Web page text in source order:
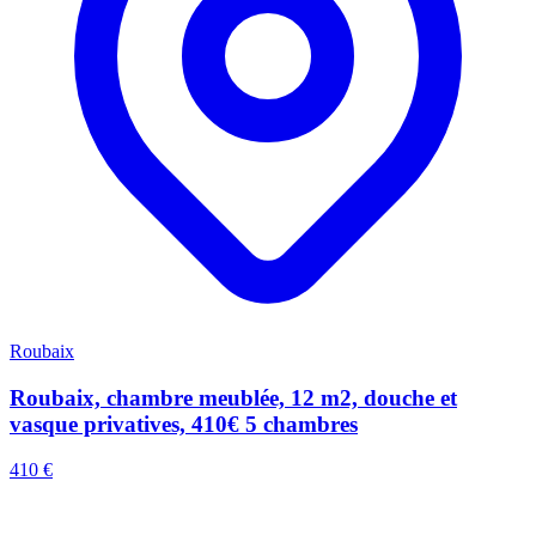
Roubaix
Roubaix, chambre meublée, 12 m2, douche et
vasque privatives, 410€ 5 chambres
410 €